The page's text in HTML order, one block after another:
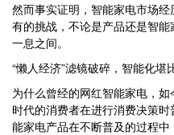
然而事实证明，智能家电市场
有的挑战，不论是产品还是智
一息之间。
“懒人经济”滤镜破碎，智能化堪
为什么曾经的网红智能家电，
时代的消费者在进行消费决策
能家电产品在不断普及的过程中